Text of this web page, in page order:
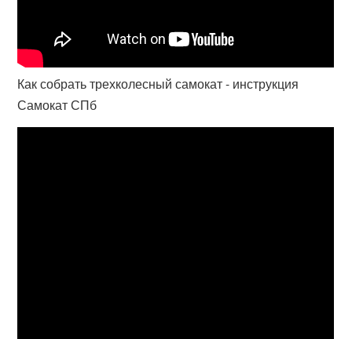
Как собрать трехколесный самокат - инструкция
Самокат СПб